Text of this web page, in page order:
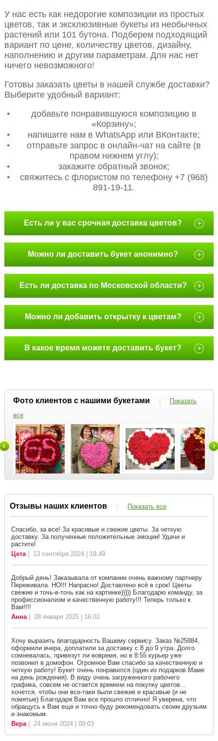
У нас есть как недорогие композиции из простых
цветов, так и эксклюзивные букеты из необычных
растений или 101 бутона. Подберем подходящий
вариант по цене, количеству цветов, дизайну,
наполнению и другим параметрам. Для нас нет
ничего невозможного!
Готовы заказать цветы в нашей службе доставки?
Выберите удобный вариант:
добавьте понравившуюся композицию в
«Корзину»;
напишите нам в WhatsApp или ВКонтакте;
отправьте запрос в онлайн-чат на сайте (в
правом нижнем углу);
закажите обратный звонок;
свяжитесь с флористом по телефону +7 (968)
891-19-11.
Есть ли у вас срочная доставка цветов? +
Можно ли доставить букет анонимно? +
Есть ли доставка по Московской области? +
Можно ли добавить открытку к цветам? +
В какое время можете доставить букет? +
Фото клиентов с нашими букетами |
Показать
все
Отзывы наших клиентов | Показать все
Спасибо, за все! За красивые и свежие цветы. За четкую
доставку. За полученные положительные эмоции! Удачи и
растите!
Цета| 13 сентября 2024 | 19:49
Добрый день! Заказывала от компании очень важному партнеру.
Переживала. НО!!! Напрасно! Доставлено всё в срок! Цветы
свежие и точь-в-точь как на картинке))))) Благодарю команду, за
профессионализм и качественную работу!!! Теперь только к
Вам!!!!
Анна| 28 января 2025 | 16:02
Хочу выразить благодарность Вашему сервису. Заказ №25884,
оформили вчера, доплатили за доставку с 8 до 9 утра. Долго
сомневалась, привезут ли вовремя, но в 8:55 курьер уже
позвонил в домофон. Огромное Вам спасибо за качественную и
четкую работу! Букет очень понравился (один из подарков Маме
на день рождения). В виду очень загруженного рабочего
графика, совсем не остается времени на покупку цветов...
хочется, чтобы они все-таки были свежие и красивые (и не
помятые) Благодаря Вам все прошло отлично! Я уверена, что
обращусь к Вам еще и точно буду рекомендовать своим друзьям
и знакомым.
Вера| 24 июня 2024 | 09:03